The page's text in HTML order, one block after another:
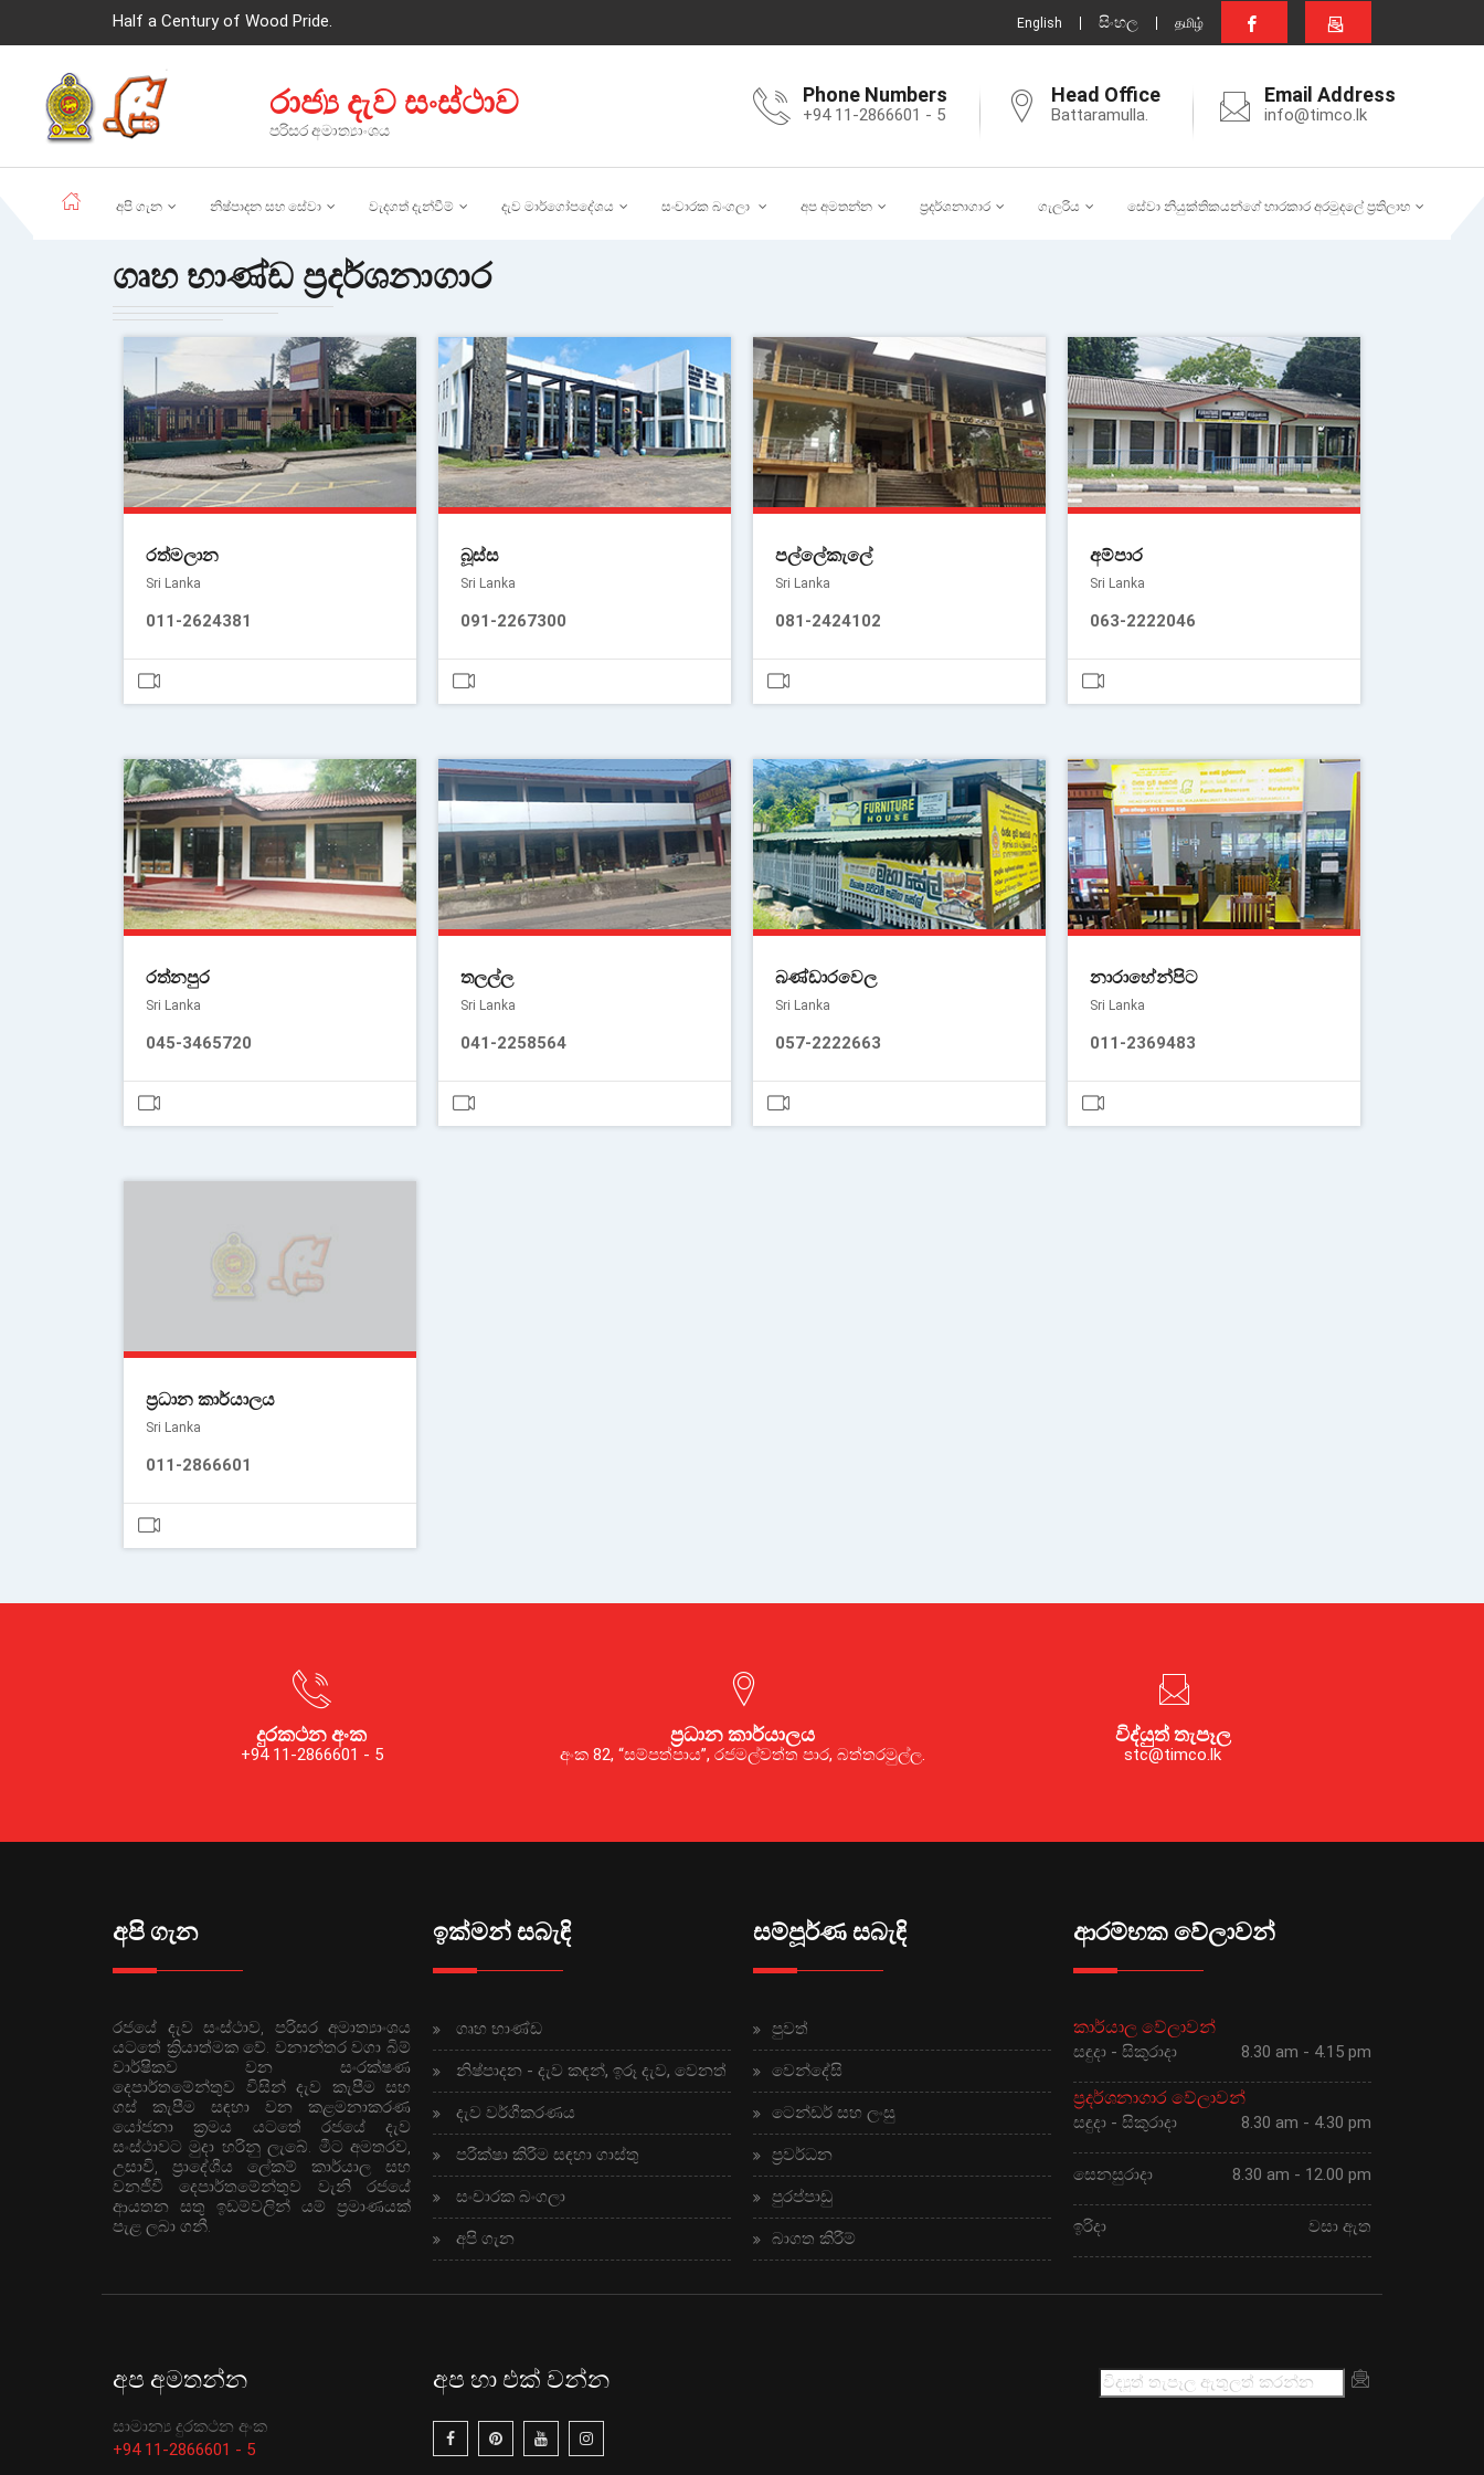
Half a Century of Wood Pride. English සිංහල தமிழ்
රාජ්‍ය දැව සංස්ථාව
පරිසර අමාත්‍යාංශය
Phone Numbers
+94 11-2866601 - 5
Head Office
Battaramulla.
Email Address
info@timco.lk
අපි ගැන නිෂ්පාදන සහ සේවා වැදගත් දැන්වීම් දැව මාර්ගෝපදේශය සංචාරක බංගලා අප අමතන්න ප්‍රදර්ශනාගාර ගැලරිය සේවා නියුක්තිකයන්ගේ භාරකාර අරමුදලේ ප්‍රතිලාභ
ගෘහ භාණ්ඩ ප්‍රදර්ශනාගාර
රත්මලාන
Sri Lanka
011-2624381
බූස්ස
Sri Lanka
091-2267300
පල්ලේකැලේ
Sri Lanka
081-2424102
අම්පාර
Sri Lanka
063-2222046
රත්නපුර
Sri Lanka
045-3465720
තලල්ල
Sri Lanka
041-2258564
බණ්ඩාරවෙල
Sri Lanka
057-2222663
නාරාහේන්පිට
Sri Lanka
011-2369483
ප්‍රධාන කාර්යාලය
Sri Lanka
011-2866601
දුරකථන අංක
+94 11-2866601 - 5
ප්‍රධාන කාර්යාලය
අංක 82, “සම්පත්පාය”, රජමල්වත්ත පාර, බත්තරමුල්ල.
විද්යුත් තැපෑල
stc@timco.lk
අපි ගැන
රජයේ දැව සංස්ථාව, පරිසර අමාත්‍යාංශය
යටතේ ක්‍රියාත්මක වේ. වනාන්තර වගා බිම්
වාර්ෂිකව වන සංරක්ෂණ
දෙපාර්තමේන්තුව විසින් දැව කැපීම සහ
ගස් කැපීම සඳහා වන කළමනාකරණ
යෝජනා ක්‍රමය යටතේ රජයේ දැව
සංස්ථාවට මුදා හරිනු ලැබේ. මීට අමතරව,
උසාවි, ප්‍රාදේශීය ලේකම් කාර්යාල සහ
වනජීවී දෙපාර්තමේන්තුව වැනි රජයේ
ආයතන සතු ඉඩම්වලින් යම් ප්‍රමාණයක්
පැළ ලබා ගනී.
ඉක්මන් සබැඳි
ගෘහ භාණ්ඩ
නිෂ්පාදන - දැව කඳන්, ඉරූ දැව, වෙනත්
දැව වර්ගීකරණය
පරීක්ෂා කිරීම සඳහා ගාස්තු
සංචාරක බංගලා
අපි ගැන
සම්පූර්ණ සබැඳි
පුවත්
වෙන්දේසි
ටෙන්ඩර් සහ ලංසු
ප්‍රවර්ධන
පුරප්පාඩු
බාගත කිරීම්
ආරම්භක වේලාවන්
කාර්යාල වේලාවන්
සඳුදා - සිකුරාදා 8.30 am - 4.15 pm
ප්‍රදර්ශනාගාර වේලාවන්
සඳුදා - සිකුරාදා 8.30 am - 4.30 pm
සෙනසුරාදා 8.30 am - 12.00 pm
ඉරිදා වසා ඇත
අප අමතන්න
සාමාන්‍ය දුරකථන අංක
+94 11-2866601 - 5
අප හා එක් වන්න